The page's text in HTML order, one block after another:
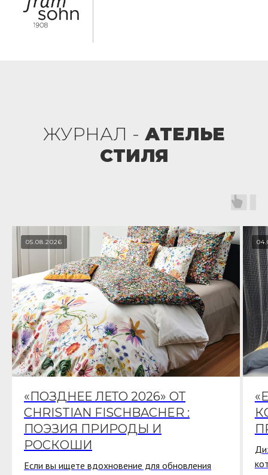
ЖУРНАЛ - АТЕЛЬЕ
СТИЛЯ
05.08.2026
«ПОЗДНЕЕ ЛЕТО 2026» ОТ
CHRISTIAN FISCHBACHER :
ПОЭЗИЯ ПРИРОДЫ И
РОСКОШИ
Если вы ищете вдохновение для обновления